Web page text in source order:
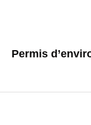
Permis